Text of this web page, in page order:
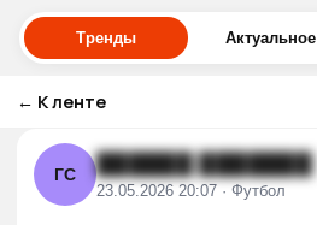
Тренды Актуальное
← К ленте
ГС ██████ ███████
23.05.2026 20:07 · Футбол